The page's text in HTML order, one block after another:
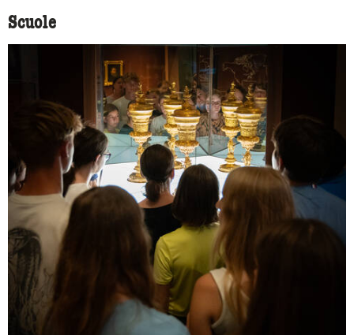
Scuole